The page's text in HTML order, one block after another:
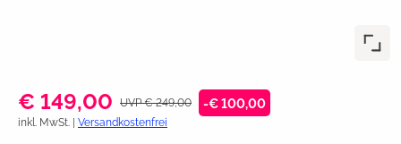
€ 149,00 UVP € 249,00 -€ 100,00
inkl. MwSt. | Versandkostenfrei